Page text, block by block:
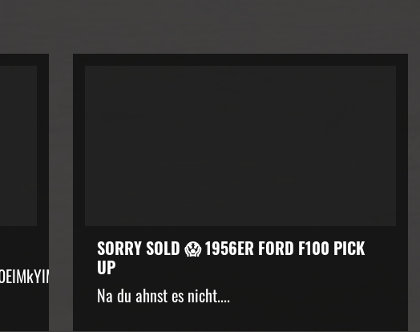
SORRY SOLD 😱 1956ER FORD F100 PICK
UP
Na du ahnst es nicht....